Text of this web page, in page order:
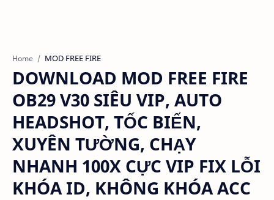
Home MOD FREE FIRE
DOWNLOAD MOD FREE FIRE
OB29 V30 SIÊU VIP, AUTO
HEADSHOT, TỐC BIẾN,
XUYÊN TƯỜNG, CHẠY
NHANH 100X CỰC VIP FIX LỖI
KHÓA ID, KHÔNG KHÓA ACC